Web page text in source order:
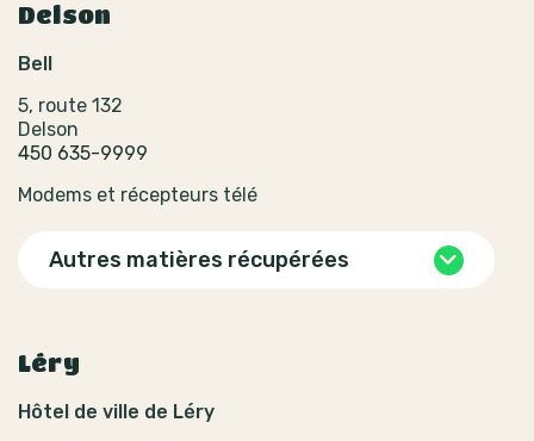
Delson
Bell
5, route 132
Delson
450 635-9999
Modems et récepteurs télé
Autres matières récupérées
Léry
Hôtel de ville de Léry